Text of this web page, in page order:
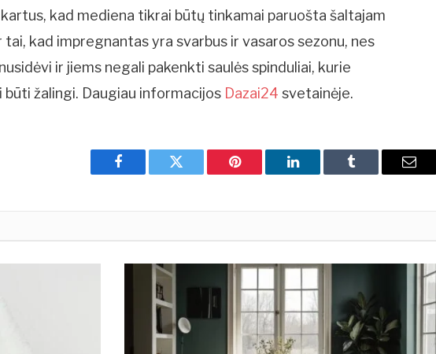
kad mediena tikrai būtų tinkamai paruošta šaltajam
kad impregnantas yra svarbus ir vasaros sezonu, nes
ir jiems negali pakenkti saulės spinduliai, kurie
žalingi. Daugiau informacijos Dazai24 svetainėje.
Facebook Twitter Pinterest LinkedIn Tumblr